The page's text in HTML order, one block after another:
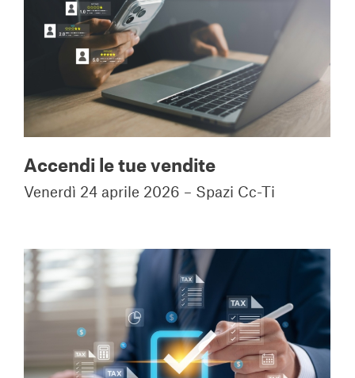
Accendi le tue vendite
Venerdì 24 aprile 2026 – Spazi Cc-Ti